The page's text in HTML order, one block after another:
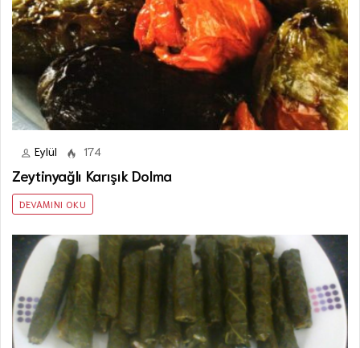
Eylül 174
Zeytinyağlı Karışık Dolma
DEVAMINI OKU